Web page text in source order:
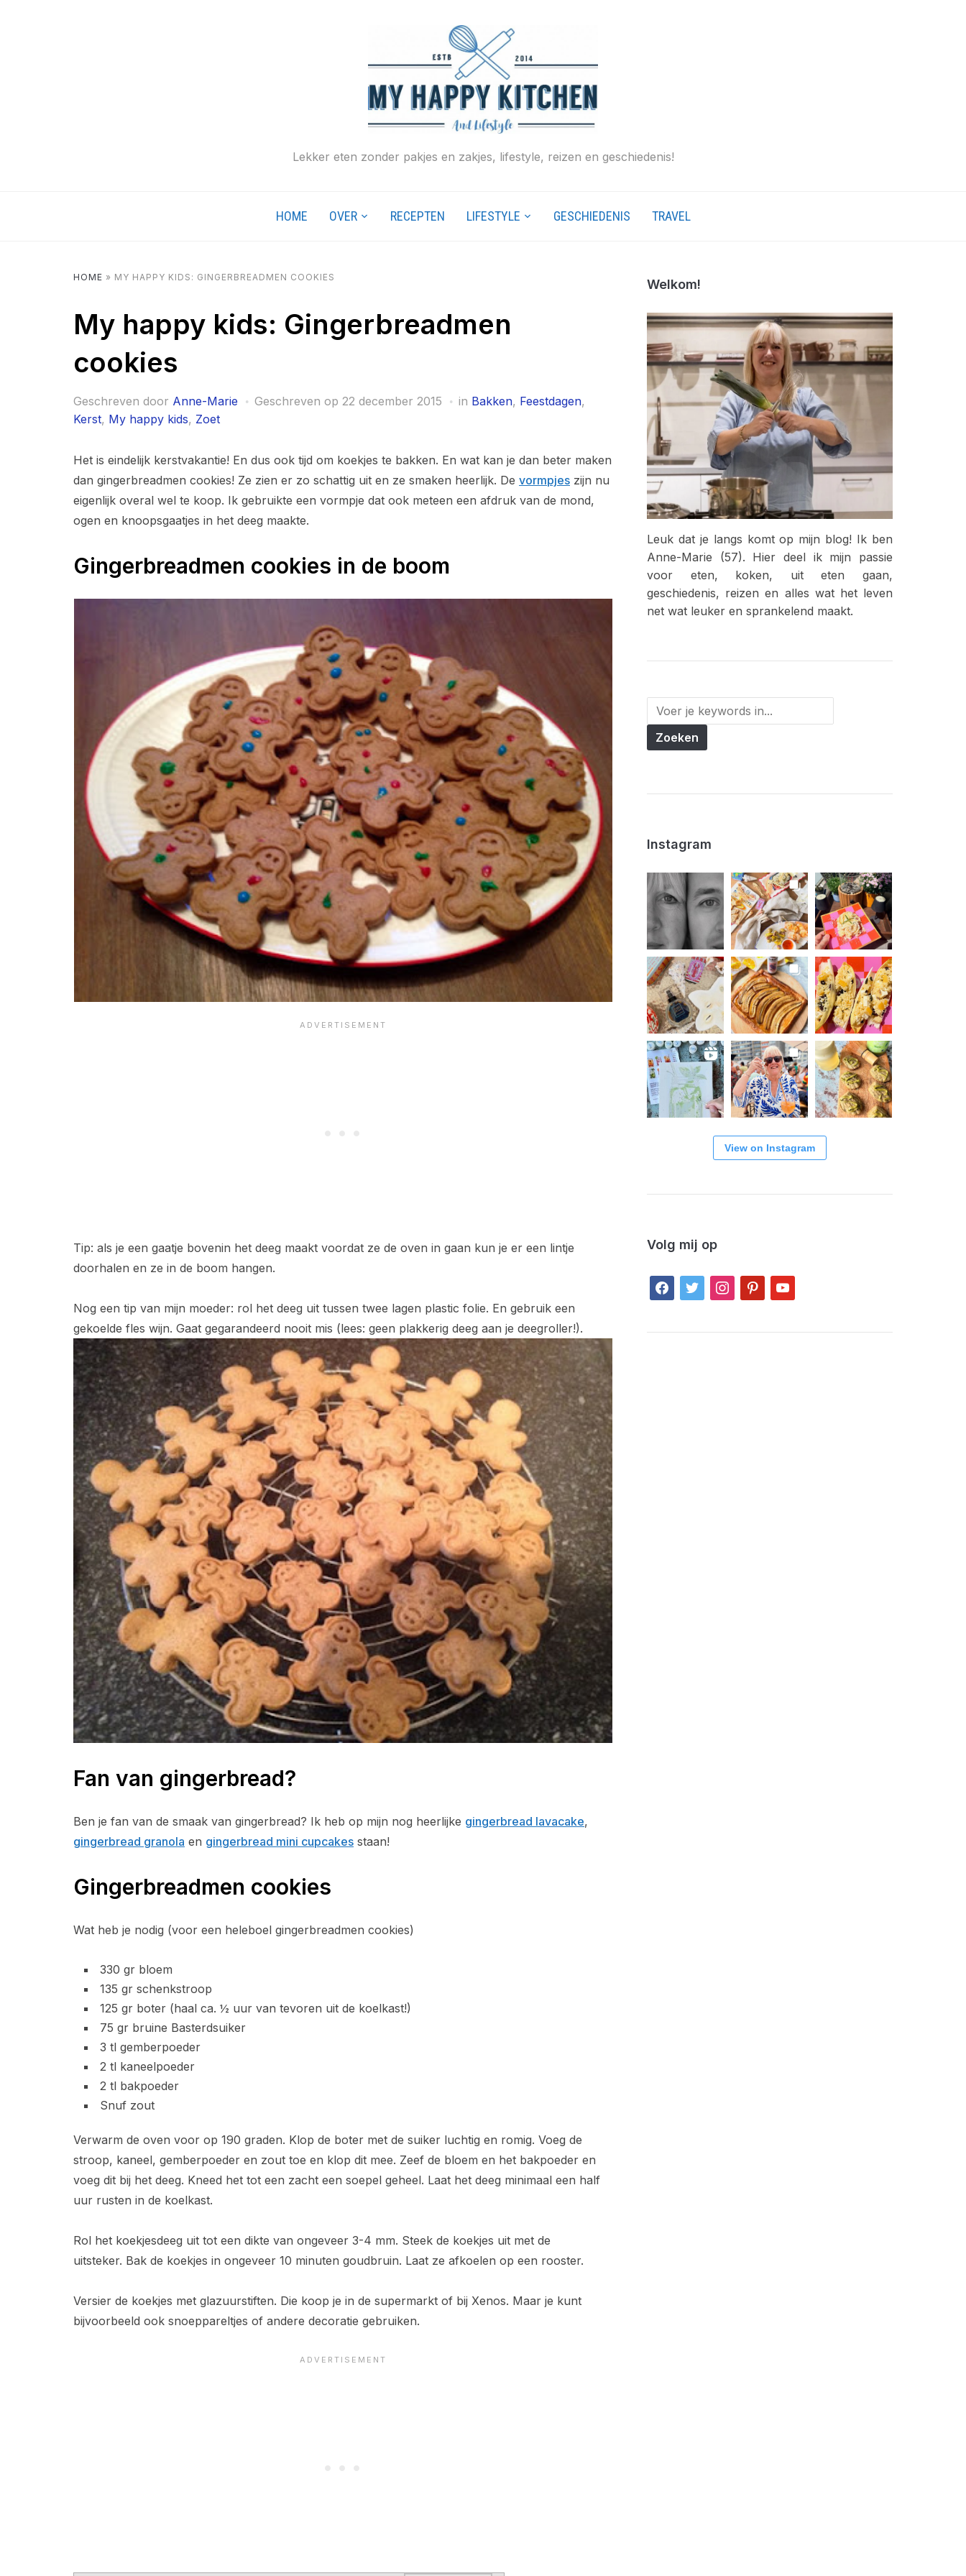
Lekker eten zonder pakjes en zakjes, lifestyle, reizen en geschiedenis!
HOME OVER RECEPTEN LIFESTYLE GESCHIEDENIS TRAVEL
HOME » MY HAPPY KIDS: GINGERBREADMEN COOKIES
My happy kids: Gingerbreadmen
cookies
Geschreven door Anne-Marie Geschreven op 22 december 2015 in Bakken, Feestdagen,
Kerst, My happy kids, Zoet
Het is eindelijk kerstvakantie! En dus ook tijd om koekjes te bakken. En wat kan je dan beter maken
dan gingerbreadmen cookies! Ze zien er zo schattig uit en ze smaken heerlijk. De vormpjes zijn nu
eigenlijk overal wel te koop. Ik gebruikte een vormpje dat ook meteen een afdruk van de mond,
ogen en knoopsgaatjes in het deeg maakte.
Gingerbreadmen cookies in de boom
Tip: als je een gaatje bovenin het deeg maakt voordat ze de oven in gaan kun je er een lintje
doorhalen en ze in de boom hangen.
Nog een tip van mijn moeder: rol het deeg uit tussen twee lagen plastic folie. En gebruik een
gekoelde fles wijn. Gaat gegarandeerd nooit mis (lees: geen plakkerig deeg aan je deegroller!).
Fan van gingerbread?
Ben je fan van de smaak van gingerbread? Ik heb op mijn nog heerlijke gingerbread lavacake,
gingerbread granola en gingerbread mini cupcakes staan!
Gingerbreadmen cookies
Wat heb je nodig (voor een heleboel gingerbreadmen cookies)
330 gr bloem
135 gr schenkstroop
125 gr boter (haal ca. ½ uur van tevoren uit de koelkast!)
75 gr bruine Basterdsuiker
3 tl gemberpoeder
2 tl kaneelpoeder
2 tl bakpoeder
Snuf zout
Verwarm de oven voor op 190 graden. Klop de boter met de suiker luchtig en romig. Voeg de
stroop, kaneel, gemberpoeder en zout toe en klop dit mee. Zeef de bloem en het bakpoeder en
voeg dit bij het deeg. Kneed het tot een zacht een soepel geheel. Laat het deeg minimaal een half
uur rusten in de koelkast.
Rol het koekjesdeeg uit tot een dikte van ongeveer 3-4 mm. Steek de koekjes uit met de
uitsteker. Bak de koekjes in ongeveer 10 minuten goudbruin. Laat ze afkoelen op een rooster.
Versier de koekjes met glazuurstiften. Die koop je in de supermarkt of bij Xenos. Maar je kunt
bijvoorbeeld ook snoeppareltjes of andere decoratie gebruiken.
Welkom!
Leuk dat je langs komt op mijn blog! Ik ben
Anne-Marie (57). Hier deel ik mijn passie
voor eten, koken, uit eten gaan,
geschiedenis, reizen en alles wat het leven
net wat leuker en sprankelend maakt.
Instagram
View on Instagram
Volg mij op
facebook
twitter instagrampinterestyoutube